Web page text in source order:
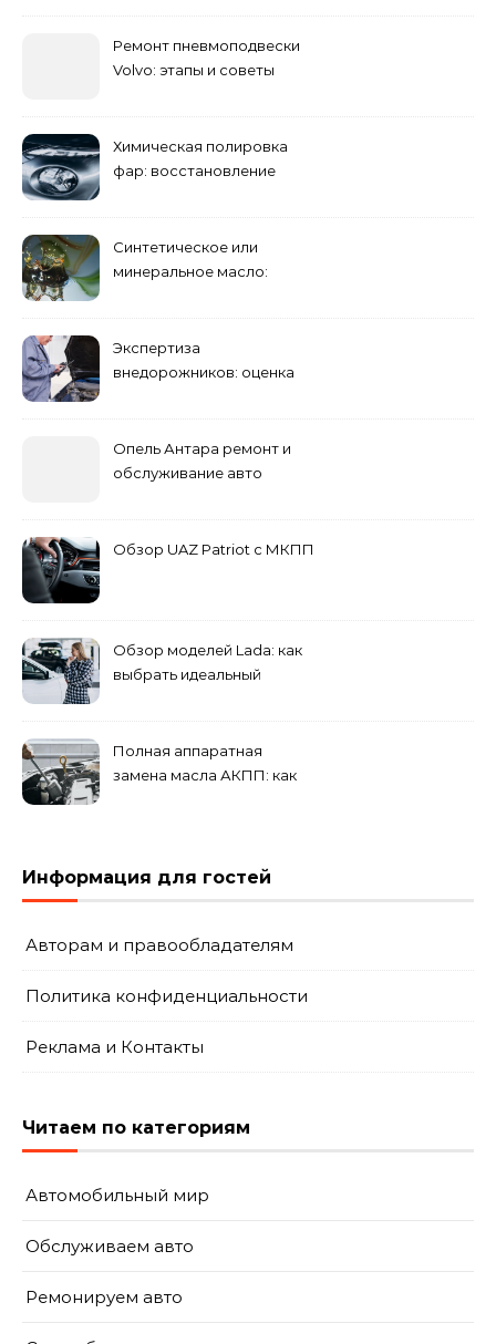
Ремонт пневмоподвески
Volvo: этапы и советы
Химическая полировка
фар: восстановление
Синтетическое или
минеральное масло:
Экспертиза
внедорожников: оценка
Опель Антара ремонт и
обслуживание авто
Обзор UAZ Patriot с МКПП
Обзор моделей Lada: как
выбрать идеальный
Полная аппаратная
замена масла АКПП: как
Информация для гостей
Авторам и правообладателям
Политика конфиденциальности
Реклама и Контакты
Читаем по категориям
Автомобильный мир
Обслуживаем авто
Ремонируем авто